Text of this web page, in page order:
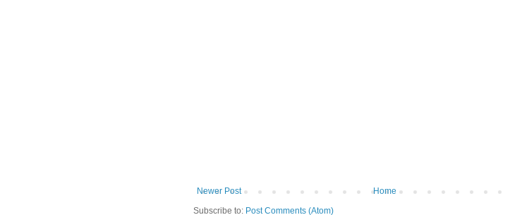
Newer Post
Home
Subscribe to: Post Comments (Atom)